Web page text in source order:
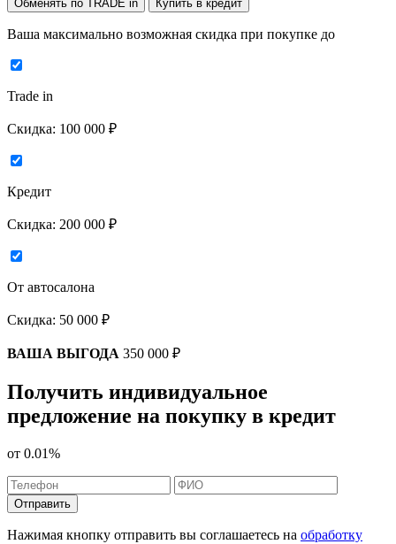
Обменять по TRADE in Купить в кредит
Ваша максимально возможная скидка при покупке до
Trade in
Скидка: 100 000 ₽
Кредит
Скидка: 200 000 ₽
От автосалона
Скидка: 50 000 ₽
ВАША ВЫГОДА 350 000 ₽
Получить индивидуальное
предложение на покупку в кредит
от 0.01%
Отправить
Нажимая кнопку отправить вы соглашаетесь на обработку